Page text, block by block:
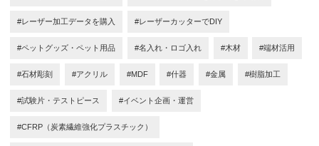
#レーザー加工データを購入 #レーザーカッターでDIY
#ペットグッズ・ペット用品 #名入れ・ロゴ入れ #木材 #端材活用
#石材彫刻 #アクリル #MDF #什器 #金属 #樹脂加工
#試験片・テストピース #イベント企画・運営
#CFRP（炭素繊維強化プラスチック）